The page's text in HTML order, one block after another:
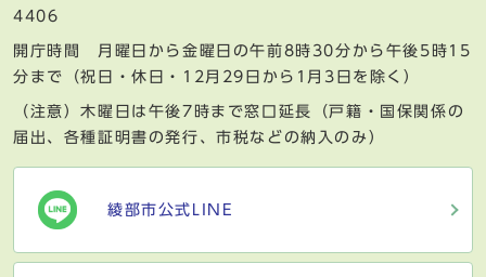
4406
開庁時間 月曜日から金曜日の午前8時30分から午後5時15
分まで（祝日・休日・12月29日から1月3日を除く）
（注意）木曜日は午後7時まで窓口延長（戸籍・国保関係の
届出、各種証明書の発行、市税などの納入のみ）
綾部市公式LINE